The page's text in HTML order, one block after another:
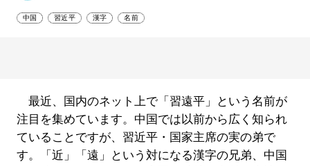
中国 習近平 漢字 名前
最近、国内のネット上で「習遠平」という名前が
注目を集めています。中国では以前から広く知られ
ていることですが、習近平・国家主席の実の弟で
す。「近」「遠」という対になる漢字の兄弟、中国